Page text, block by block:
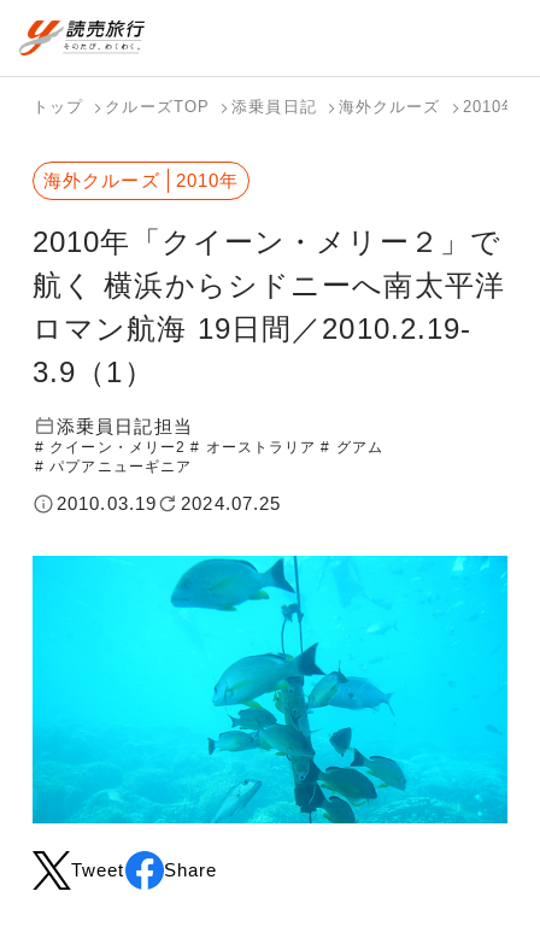
航空券+宿泊
フリーワード
検索する
国内旅行トップ
バスツアー
を探す
個人旅行
（ブーケ）
国内特集かテーマから
写真から探
海外旅行トップ
海外特集か
ら探す
テーマから
探す
トップ クルーズTOP 添乗員日記 海外クルーズ 2010年
2010年「クイーン・メリー２」で
航く 横浜からシドニーへ南太平洋
ロマン航海 19日間／2010.2.19-
3.9（1）
海外クルーズ 2010年
添乗員日記担当
# クイーン・メリー2 # オーストラリア # グアム
# パプアニューギニア
2010.03.19 2024.07.25
Tweet Share